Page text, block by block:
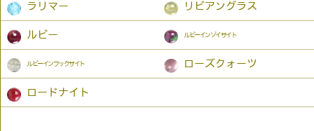
ラリマー リビアングラス
ルビー ルビーインゾイサイト
ルビーインフックサイト ローズクォーツ
ロードナイト